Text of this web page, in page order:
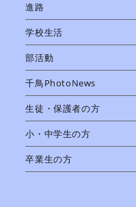
進路
学校生活
部活動
千鳥PhotoNews
生徒・保護者の方
小・中学生の方
卒業生の方